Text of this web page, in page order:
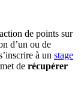
de points sur
d’un ou de
à un stage
de récupérer